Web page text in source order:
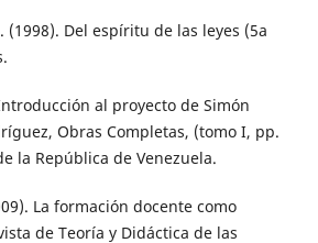
(1998). Del espíritu de las leyes (5a
al proyecto de Simón
Obras Completas, (tomo I, pp.
la República de Venezuela.
La formación docente como
de Teoría y Didáctica de las